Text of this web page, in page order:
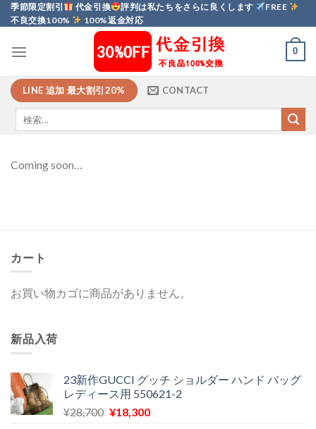
Skip
to
季節限定割引 代金引換 評判は私たちをさらに良くします
FREE
不良交換100%
100%返金対応
0
LINE 追加 最大割引20% CONTACT
Coming soon…
カート
お買い物カゴに商品がありません。
新品入荷
23新作GUCCI グッチ ショルダー ハンド バッグ
レディース用 550621-2
¥28,700 元
¥18,300現